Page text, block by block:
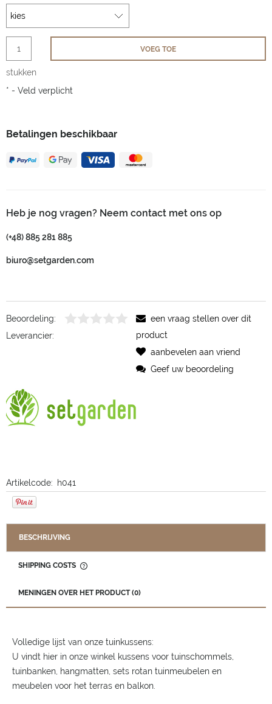
Betalingen beschikbaar
Heb je nog vragen? Neem contact met ons op
(+48) 885 281 885
biuro@setgarden.com
stukken
VOEG TOE
* - Veld verplicht
Beoordeling:
Leverancier:
Artikelcode: h041
een vraag stellen over dit
product
aanbevelen aan vriend
Geef uw beoordeling
BESCHRIJVING
SHIPPING COSTS
MENINGEN OVER HET PRODUCT (0)
Volledige lijst van onze tuinkussens:
U vindt hier in onze winkel kussens voor tuinschommels,
tuinbanken, hangmatten, sets rotan tuinmeubelen en
meubelen voor het terras en balkon.